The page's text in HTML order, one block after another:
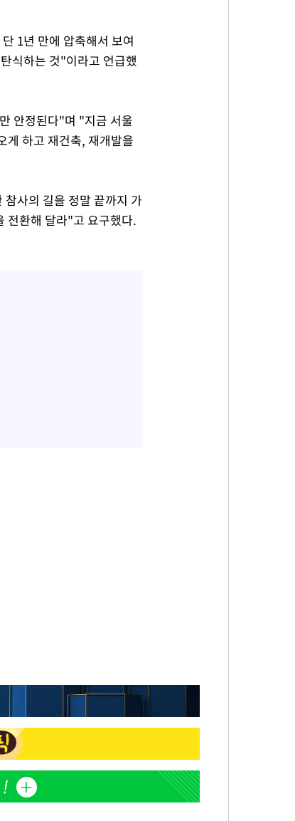
1년 만에 압축해서 보여
식하는 것"이라고 언급했
안정된다"며 "지금 서울
게 하고 재건축, 재개발을
사의 길을 정말 끝까지 가
전환해 달라"고 요구했다.